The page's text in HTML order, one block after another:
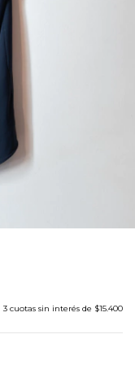
3 cuotas sin interés de $15.400